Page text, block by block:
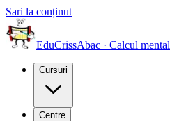
Sari la conținut
EduCrissAbac · Calcul mental
Cursuri
Centre